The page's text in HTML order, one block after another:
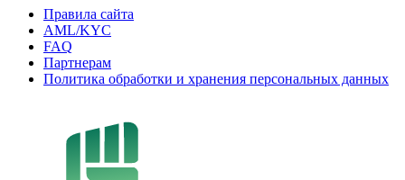
Правила сайта
AML/KYC
FAQ
Партнерам
Политика обработки и хранения персональных данных